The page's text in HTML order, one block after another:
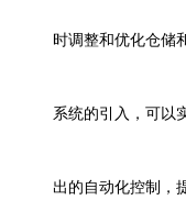
时调整和优化仓储
系统的引入，可以
出的自动化控制，